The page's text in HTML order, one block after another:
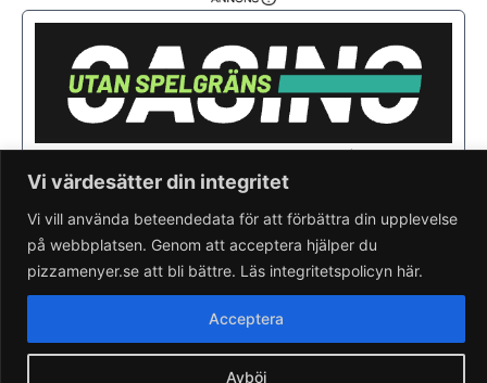
Vi värdesätter din integritet
Vi vill använda beteendedata för att förbättra din upplevelse
på webbplatsen. Genom att acceptera hjälper du
pizzamenyer.se att bli bättre. Läs integritetspolicyn här.
Avböj
Acceptera
Saknar du din pizzeria?Lägg till pizzeria.
Skapa gratis pizzeria-hemsida
Läs om pizzamenyer.se
Artiklar & nyheter
Rensa cookieval